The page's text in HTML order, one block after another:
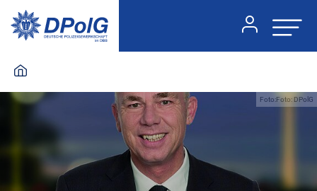
Foto:Foto: DPolG